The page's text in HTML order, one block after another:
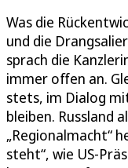
Was die
und die
sprach die
immer offen an.
stets, im Dialog
bleiben. Russland
„Regionalmacht“
steht“, wie US-